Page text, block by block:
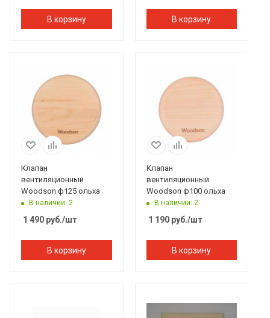
В корзину В корзину
Клапан
вентиляционный
Woodson ф125 ольха
В наличии: 2
1 490 руб./шт
В корзину
Клапан
вентиляционный
Woodson ф100 ольха
В наличии: 2
1 190руб./шт
В корзину